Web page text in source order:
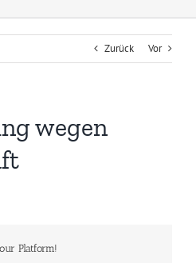
Zurück Vor
wegen
Platform!